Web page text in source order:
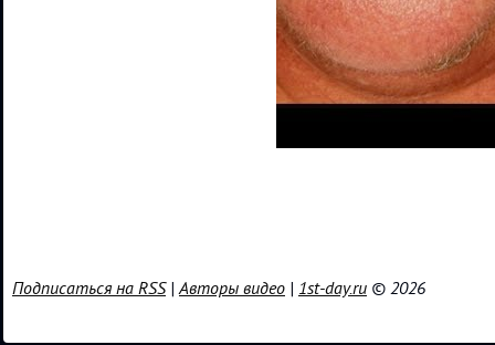
Подписаться на RSS|Авторы видео | 1st-day.ru © 2026